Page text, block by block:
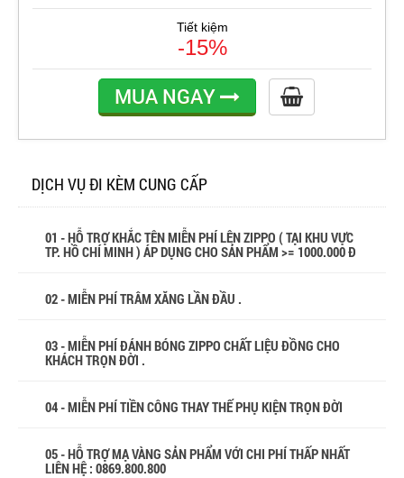
Tiết kiệm
-15%
MUA NGAY
DỊCH VỤ ĐI KÈM CUNG CẤP
01 - HỖ TRỢ KHẮC TÊN MIỄN PHÍ LÊN ZIPPO ( TẠI KHU VỰC
TP. HỒ CHÍ MINH ) ÁP DỤNG CHO SẢN PHẨM >= 1000.000 Đ
02 - MIỄN PHÍ TRÂM XĂNG LẦN ĐẦU .
03 - MIỄN PHÍ ĐÁNH BÓNG ZIPPO CHẤT LIỆU ĐỒNG CHO
KHÁCH TRỌN ĐỜI .
04 - MIỄN PHÍ TIỀN CÔNG THAY THẾ PHỤ KIỆN TRỌN ĐỜI
05 - HỖ TRỢ MẠ VÀNG SẢN PHẨM VỚI CHI PHÍ THẤP NHẤT
LIÊN HỆ : 0869.800.800